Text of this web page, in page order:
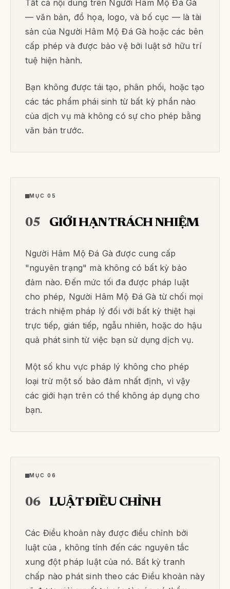
Tất cả nội dung trên Người Hâm Mộ Đá Gà
— văn bản, đồ họa, logo, và bố cục — là tài
sản của Người Hâm Mộ Đá Gà hoặc các bên
cấp phép và được bảo vệ bởi luật sở hữu trí
tuệ hiện hành.
Bạn không được tái tạo, phân phối, hoặc tạo
các tác phẩm phái sinh từ bất kỳ phần nào
của dịch vụ mà không có sự cho phép bằng
văn bản trước.
MỤC 05
05 GIỚI HẠN TRÁCH NHIỆM
Người Hâm Mộ Đá Gà được cung cấp
"nguyên trạng" mà không có bất kỳ bảo
đảm nào. Đến mức tối đa được pháp luật
cho phép, Người Hâm Mộ Đá Gà từ chối mọi
trách nhiệm pháp lý đối với bất kỳ thiệt hại
trực tiếp, gián tiếp, ngẫu nhiên, hoặc do hậu
quả phát sinh từ việc bạn sử dụng dịch vụ.
Một số khu vực pháp lý không cho phép
loại trừ một số bảo đảm nhất định, vì vậy
các giới hạn trên có thể không áp dụng cho
bạn.
MỤC 06
06 LUẬT ĐIỀU CHỈNH
Các Điều khoản này được điều chỉnh bởi
luật của , không tính đến các nguyên tắc
xung đột pháp luật của nó. Bất kỳ tranh
chấp nào phát sinh theo các Điều khoản này